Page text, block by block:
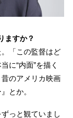
ますか？
「この監督はど
に“内面”を描く
のアメリカ映画
とか。
っと観ていまし